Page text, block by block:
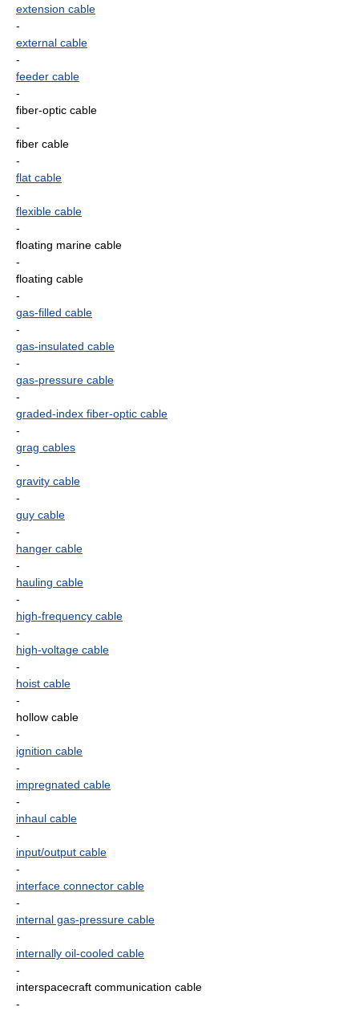
extension cable
-
external cable
-
feeder cable
-
fiber-optic cable
-
fiber cable
-
flat cable
-
flexible cable
-
floating marine cable
-
floating cable
-
gas-filled cable
-
gas-insulated cable
-
gas-pressure cable
-
graded-index fiber-optic cable
-
grag cables
-
gravity cable
-
guy cable
-
hanger cable
-
hauling cable
-
high-frequency cable
-
high-voltage cable
-
hoist cable
-
hollow cable
-
ignition cable
-
impregnated cable
-
inhaul cable
-
input/output cable
-
interface connector cable
-
internal gas-pressure cable
-
internally oil-cooled cable
-
interspacecraft communication cable
-